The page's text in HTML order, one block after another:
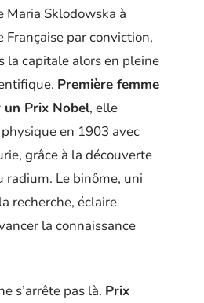
Maria Sklodowska à
Française par conviction,
la capitale alors en pleine
Première femme
un Prix Nobel, elle
en 1903 avec
grâce à la découverte
Le binôme, uni
recherche, éclaire
la connaissance
s’arrête pas là. Prix